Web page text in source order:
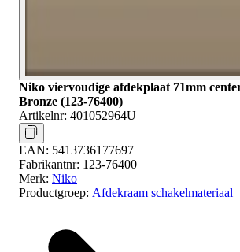
Niko viervoudige afdekplaat 71mm
Bronze (123-76400)
Artikelnr: 401052964U
EAN: 5413736177697
Fabrikantnr: 123-76400
Merk: Niko
Productgroep: Afdekraam schakelmateriaal